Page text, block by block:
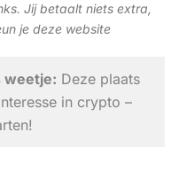
Jij betaalt niets extra,
je deze website
weetje: Deze plaats
in crypto –